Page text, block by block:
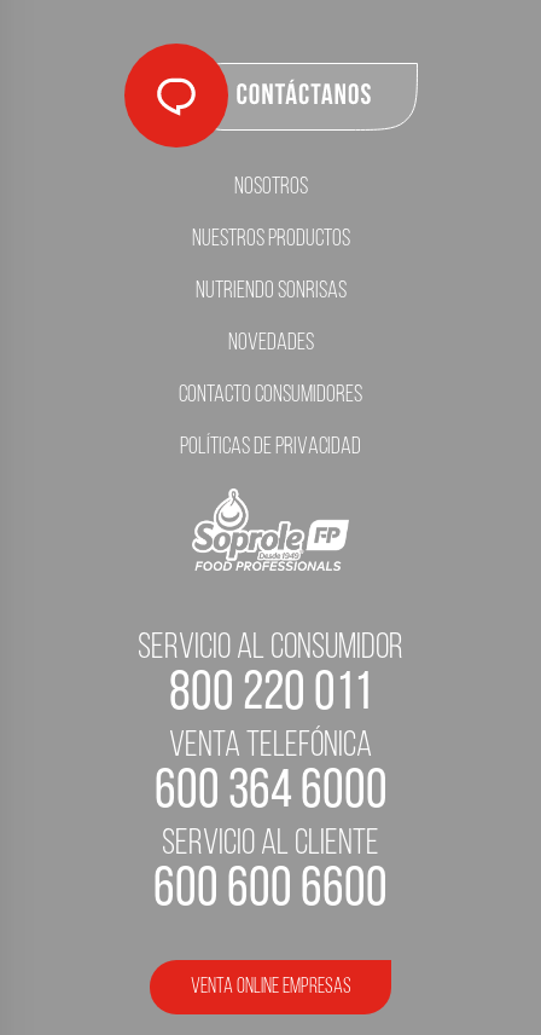
Nosotros
Nuestros Productos
Nutriendo Sonrisas
Novedades
Contacto Consumidores
Políticas de Privacidad
servicio al consumidor
800 220 011
Venta telefónica
600 364 6000
servicio al cliente
600 600 6600
Venta Online empresas